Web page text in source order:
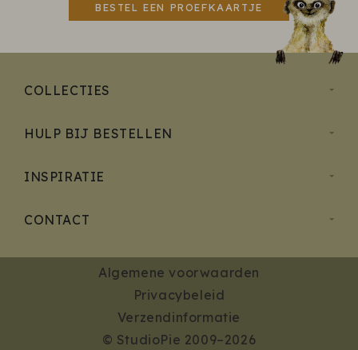
BESTEL EEN PROEFKAARTJE
COLLECTIES
HULP BIJ BESTELLEN
INSPIRATIE
CONTACT
Algemene voorwaarden
Privacybeleid
Verzendinformatie
© StudioPie 2009–2026